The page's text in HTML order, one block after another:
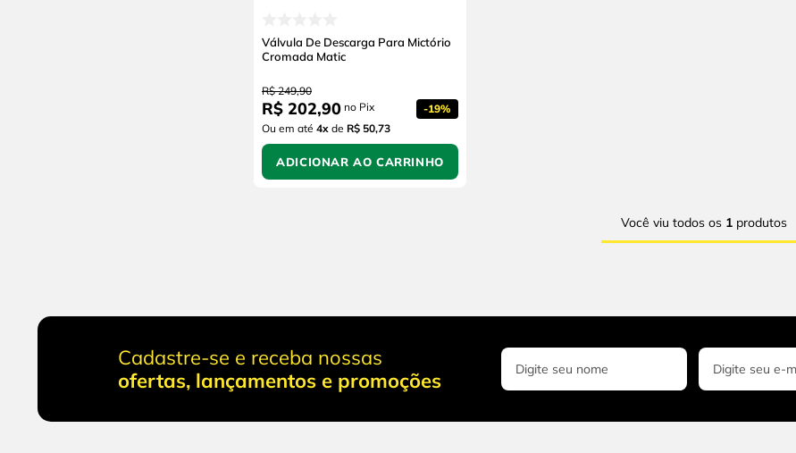
Válvula De Descarga Para Mictório
Cromada Matic
R$ 249,90
R$ 202,90 no Pix -19%
Ou em até 4x de R$ 50,73
ADICIONAR AO CARRINHO
Você viu todos os 1produtos
Cadastre-se e receba nossas
ofertas, lançamentos e promoções